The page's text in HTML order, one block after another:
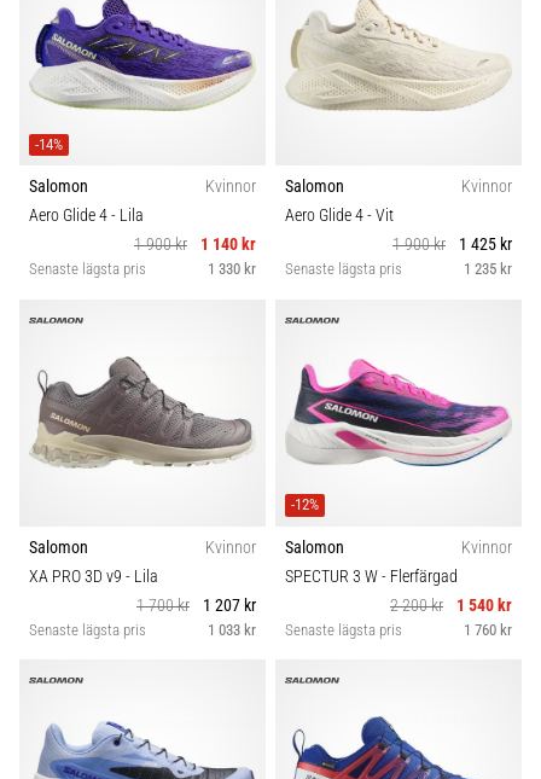
-14%
Salomon
Kvinnor
Aero Glide 4- Lila
1 900 kr
1 140 kr
Senaste lägsta pris 1 330 kr
Salomon
Kvinnor
Aero Glide 4- Vit
1 900 kr
1 425 kr
Senaste lägsta pris 1 235 kr
Salomon
Kvinnor
XA PRO 3D v9 - Lila
1 700 kr
1 207 kr
Senaste lägsta pris 1 033 kr
-12%
Salomon
Kvinnor
SPECTUR 3 W- Flerfärgad
2 200 kr
1 540 kr
Senaste lägsta pris 1 760 kr